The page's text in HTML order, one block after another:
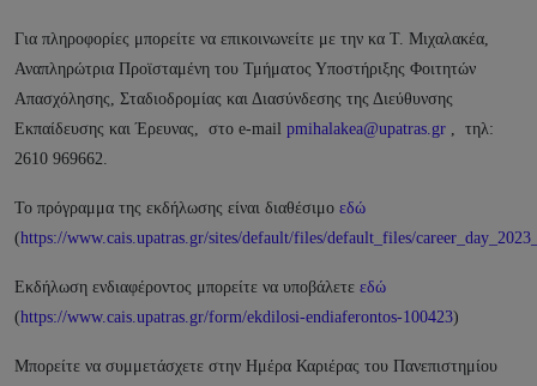
Για πληροφορίες μπορείτε να επικοινωνείτε με την κα T. Μιχαλακέα,
Αναπληρώτρια Προϊσταμένη του Τμήματος Υποστήριξης Φοιτητών
Απασχόλησης, Σταδιοδρομίας και Διασύνδεσης της Διεύθυνσης
Εκπαίδευσης και Έρευνας, στο e-mail pmihalakea@upatras.gr , τηλ:
2610 969662.
Το πρόγραμμα της εκδήλωσης είναι διαθέσιμο εδώ
(https://www.cais.upatras.gr/sites/default/files/default_files/
Εκδήλωση ενδιαφέροντος μπορείτε να υποβάλετε εδώ
(https://www.cais.upatras.gr/form/ekdilosi-endiaferontos-100423)
Μπορείτε να συμμετάσχετε στην Ημέρα Καριέρας του Πανεπιστημίου